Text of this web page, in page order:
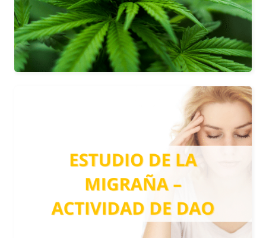
Más información
MIGRAÑA: DAO TEST
Detectamos si el origen de la migraña
está o no en la alimentación, a partir de
un análisis del nivel de actividad de la
enzima DiAminoOxidasa (DAO).
Más información